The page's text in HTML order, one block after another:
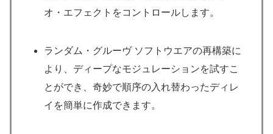
オ・エフェクトをコントロールします。
ランダム・グルーヴ ソフトウエアの再構築に
より、ディープなモジュレーションを試すこ
とができ、奇妙で順序の入れ替わったディレ
イを簡単に作成できます。